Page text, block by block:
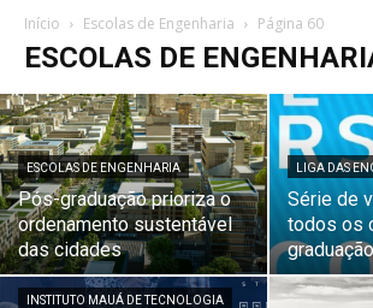
Início Escolas de Engenharia Página 60
ESCOLAS DE
ESCOLAS DE ENGENHARIA
Pós-graduação prioriza o
ordenamento sustentável
das cidades
LIGA DAS
Série de
todos os
INSTITUTO MAUÁ DE TECNOLOGIA